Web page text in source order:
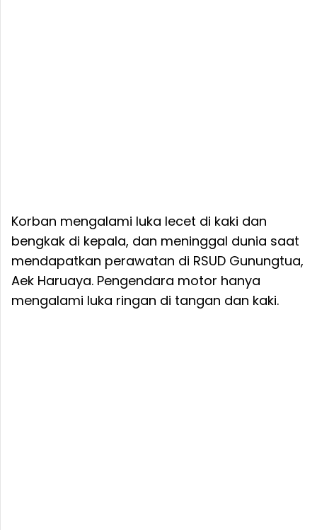
Korban mengalami luka lecet di kaki dan
bengkak di kepala, dan meninggal dunia saat
mendapatkan perawatan di RSUD Gunungtua,
Aek Haruaya. Pengendara motor hanya
mengalami luka ringan di tangan dan kaki.